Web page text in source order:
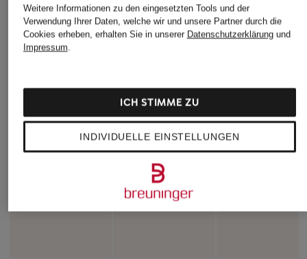
Weitere Informationen zu den eingesetzten Tools und der
Verwendung Ihrer Daten, welche wir und unsere Partner durch die
Cookies erheben, erhalten Sie in unserer Datenschutzerklärungund
Impressum.
INDIVIDUELLE EINSTELLUNGEN
ICH STIMME ZU